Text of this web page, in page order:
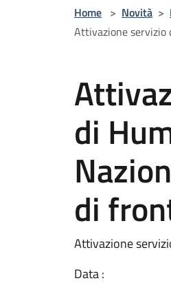
Home > Novità >
Attivazione servizio
di
di
Attivazione
Data :